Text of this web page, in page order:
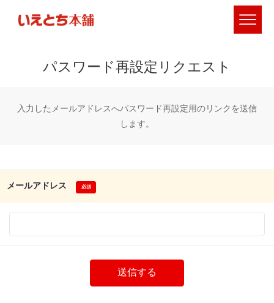
パスワード再設定リクエスト
入力したメールアドレスへパスワード再設定用のリンクを送信
します。
メールアドレス